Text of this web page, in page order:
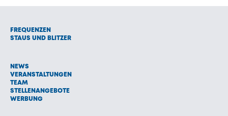
FREQUENZEN
STAUS UND BLITZER
NEWS
VERANSTALTUNGEN
TEAM
STELLENANGEBOTE
WERBUNG